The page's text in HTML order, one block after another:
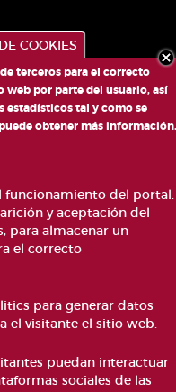
4 VALÈNCIA 46003
LEGAL
CONTACTO
DE COOKIES
COOKIES
terceros para el correcto
por parte del usuario, así
estadísticos tal y como se
obtener más información.
funcionamiento del portal.
y aceptación del
para almacenar un
el correcto
para generar datos
el visitante el sitio web.
puedan interactuar
sociales de las